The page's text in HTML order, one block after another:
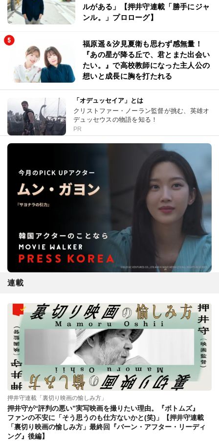
ルがある」【押井守連載「勝手にジャ
ンル。」プロローグ】
福原遥＆汐見夏衛も思わず感無量！
『あの星が降る丘で、君とまた出会い
たい。』で高校教師になった主人公の
想いと成長に胸を打たれる
「オデュッセイア」とは
クリストファー・ノーラン監督が挑む、英雄オ
デュッセウスの物語を知る！
PR
連載
押井守連載「裏切り映画の愉しみ方」
押井守が“評判の悪い”実写映画を撮りたい理由。『ボトムズ』
ファンの不安に「そう思うのも仕方ないかと(笑)」【押井守連載
「裏切り映画の愉しみ方」最終回『バーン・アフター・リーディ
ング』後編】